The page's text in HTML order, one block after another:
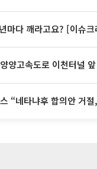
마다 깨라고요? [이슈크
양고속도로 이천터널
“네타냐후 합의안 거절, 총선 앞